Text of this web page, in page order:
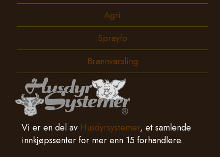
Agri
Sprayfo
Brannvarsling
Vi er en del av Husdyrsystemer, et samlende
innkjøpssenter for mer enn 15 forhandlere.